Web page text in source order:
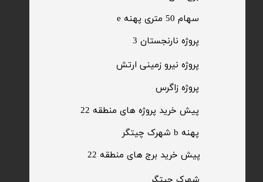
پیش خرید برج های منطقه 22
​سهام 50 متری پهنه e
پهنه b شهرک چیتگر
پیش خرید پروژه های منطقه 22
​پروژه زاگرس
​پروژه نیرو زمینی ارتش
​پروژه نارنجستان 3